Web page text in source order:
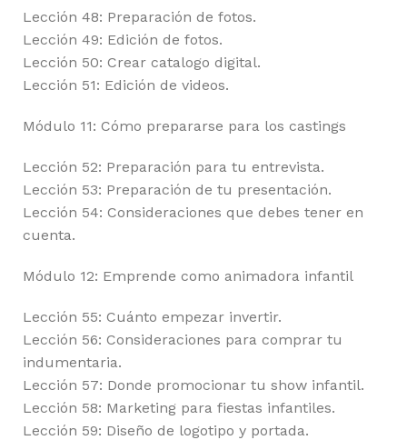
Lección 48: Preparación de fotos.
Lección 49: Edición de fotos.
Lección 50: Crear catalogo digital.
Lección 51: Edición de videos.
Módulo 11: Cómo prepararse para los castings
Lección 52: Preparación para tu entrevista.
Lección 53: Preparación de tu presentación.
Lección 54: Consideraciones que debes tener en
cuenta.
Módulo 12: Emprende como animadora infantil
Lección 55: Cuánto empezar invertir.
Lección 56: Consideraciones para comprar tu
indumentaria.
Lección 57: Donde promocionar tu show infantil.
Lección 58: Marketing para fiestas infantiles.
Lección 59: Diseño de logotipo y portada.